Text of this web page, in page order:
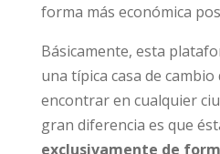
forma más económica
Básicamente, esta
una típica casa de
encontrar en cualquier
gran diferencia es que
exclusivamente de